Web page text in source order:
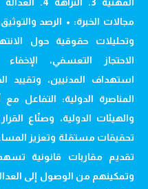
مجالات الخبرة: • الرصد
وتحليلات حقوقية حول
الاحتجاز التعسفي،
استهداف المدنيين، وتقييد
المناصرة الدولية: التفاعل مع
والهيئات الدولية، وصنّاع
تحقيقات مستقلة وتعزيز
تقديم مقاربات قانونية
وتمكينهم من الوصول إلى